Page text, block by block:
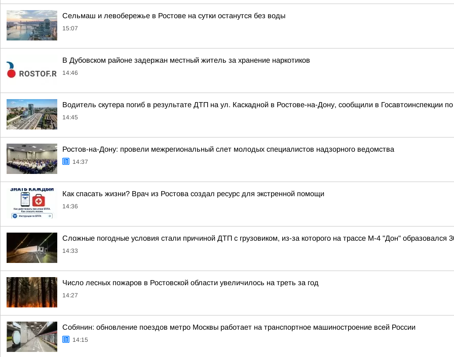
Сельмаш и левобережье в Ростове на сутки останутся без воды
15:07
В Дубовском районе задержан местный житель за хранение наркотиков
14:46
Водитель скутера погиб в результате ДТП на ул. Каскадной в Ростове-на-Дону, сообщили в Госавтоинспекции по
14:45
Ростов-на-Дону: провели межрегиональный слет молодых специалистов надзорного ведомства
14:37
Как спасать жизни? Врач из Ростова создал ресурс для экстренной помощи
14:36
Сложные погодные условия стали причиной ДТП с грузовиком, из-за которого на трассе М-4 "Дон"
14:33
Число лесных пожаров в Ростовской области увеличилось на треть за год
14:27
Собянин: обновление поездов метро Москвы работает на транспортное машиностроение всей России
14:15